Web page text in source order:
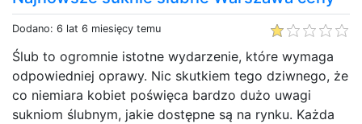
Dodano: 6 lat 6 miesięcy temu
Ślub to ogromnie istotne wydarzenie, które wymaga
odpowiedniej oprawy. Nic skutkiem tego dziwnego, że
co niemiara kobiet poświęca bardzo dużo uwagi
sukniom ślubnym, jakie dostępne są na rynku. Każda